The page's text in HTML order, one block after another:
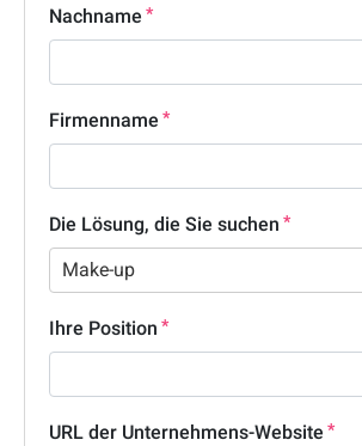
Nachname
Firmenname
Die Lösung, die Sie suchen
Make-up
Ihre Position
URL der Unternehmens-Website